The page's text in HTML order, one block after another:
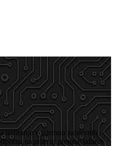
testiranje v izjemno zahtevnih
na prah in prenese udarce